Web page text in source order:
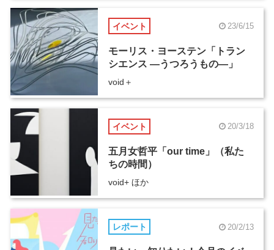
イベント 23/6/15
モーリス・ヨーステン「トラン
シエンス ―うつろうもの―」
void＋
イベント 20/3/18
五月女哲平「our time」（私た
ちの時間）
void+ ほか
レポート 20/2/13